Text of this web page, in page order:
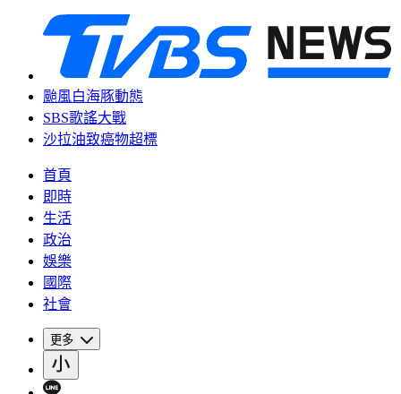
颱風白海豚動態
SBS歌謠大戰
沙拉油致癌物超標
首頁
即時
生活
政治
娛樂
國際
社會
更多